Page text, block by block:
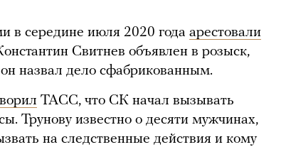
в середине июля 2020 года арестовали
Свитнев объявлен в розыск,
назвал дело сфабрикованным.
ТАСС, что СК начал вызывать
Трунову известно о десяти мужчинах,
на следственные действия и кому